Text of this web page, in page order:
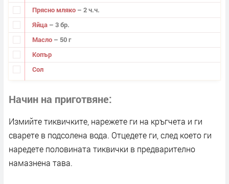
Прясно мляко – 2 ч.ч.
Яйца – 3 бр.
Масло – 50 г
Копър
Сол
Начин на приготвяне
Измийте тиквичките, нарежете ги на кръгчета и ги
сварете в подсолена вода. Отцедете ги, след което ги
наредете половината тиквички в предварително
намазнена тава.